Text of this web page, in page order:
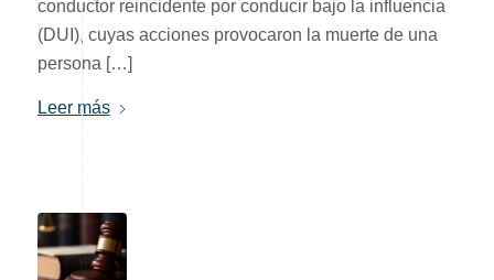
conductor reincidente por conducir bajo la influencia
(DUI), cuyas acciones provocaron la muerte de una
persona […]
Leer más